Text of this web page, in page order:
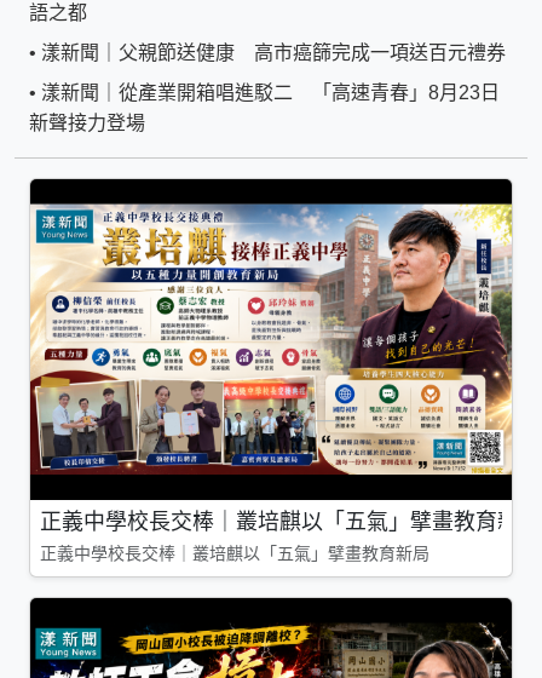
語之都
• 漾新聞｜父親節送健康 高市癌篩完成一項送百元禮券
• 漾新聞｜從產業開箱唱進駁二 「高速青春」8月23日
新聲接力登場
正義中學校長交棒｜叢培麒以「五氣」擘畫教育新局
正義中學校長交棒｜叢培麒以「五氣」擘畫教育新局